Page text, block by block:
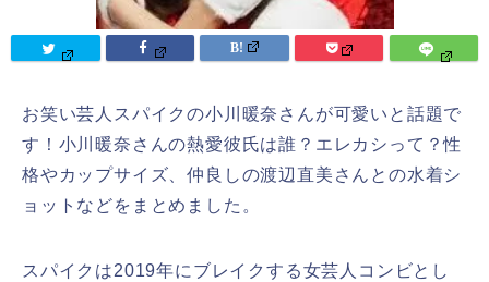
お笑い芸人スパイクの小川暖奈さんが可愛いと話題で
す！小川暖奈さんの熱愛彼氏は誰？エレカシって？性
格やカップサイズ、仲良しの渡辺直美さんとの水着シ
ョットなどをまとめました。
スパイクは2019年にブレイクする女芸人コンビとし